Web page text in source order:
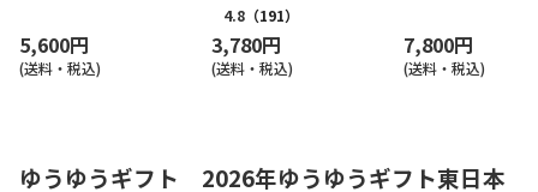
5,600円
(送料・税込)
4.8 （191）
3,780円
(送料・税込)
7,800円
(送料・税込)
ゆうゆうギフト 2026年ゆうゆうギフト東日本